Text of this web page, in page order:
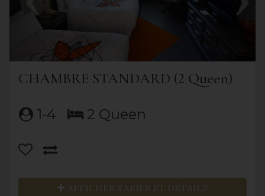
CHAMBRE STANDARD (2 Queen)
1-4 2 Queen
AFFICHER TARIFS ET DÉTAILS